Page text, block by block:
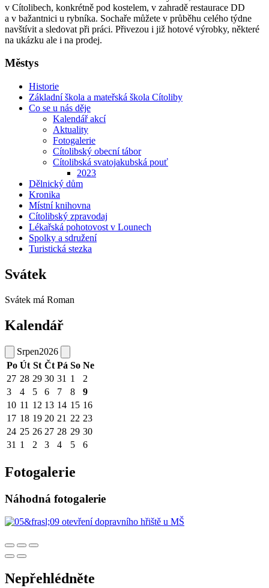
v Cítolibech, konkrétně pod kostelem, v zahradě restaurace DD
a v bažantnici u rybníka. Sochaře můžete v průběhu celého týdne
navštívit a sledovat při práci. Přivezou i již hotové výrobky, některé
na ukázku ale i na prodej.
Městys
Historie
Základní škola a mateřská škola Cítoliby
Co se u nás děje
Kalendář akcí
Aktuality
Fotogalerie
Cítolibský obecní tábor
Cítolibská svatojakubská pouť
2023
Dělnický dům
Kronika
Místní knihovna
Cítolibský zpravodaj
Lékařská pohotovost v Lounech
Spolky a sdružení
Turistická stezka
Svátek
Svátek má Roman
Kalendář
Srpen2026
Po Út St Čt Pá So Ne
27 28 29 30 31 1
2
3
4 5 6 7 8
9
10 11 12 13 14 15 16
17 18 19 20 21 22 23
24 25 26 27 28 29 30
31 1 2 3 4 5 6
Fotogalerie
Náhodná fotogalerie
Nepřehlédněte